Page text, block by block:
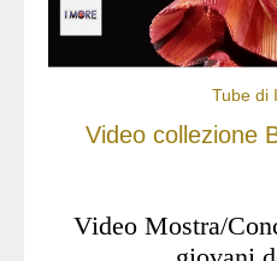
Tube di
Video collezione
Video Mostra/